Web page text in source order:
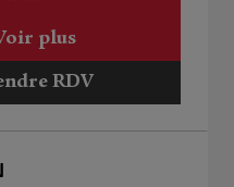
plus
RDV